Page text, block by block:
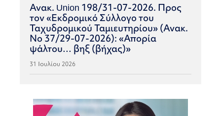
Ανακ. Union 198/31-07-2026. Προς
τον «Εκδρομικό Σύλλογο του
Ταχυδρομικού Ταμιευτηρίου» (Ανακ.
Νο 37/29-07-2026): «Απορία
ψάλτου… βηξ (βήχας)»
31 Ιουλίου 2026